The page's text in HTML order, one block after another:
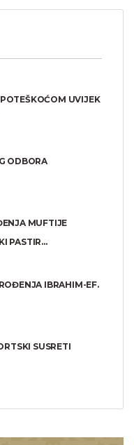
UVIJEK
ODBORA
MUFTIJE
PASTIR...
IBRAHIM-EF.
SUSRETI